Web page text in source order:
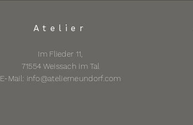
Atelier
Im Flieder 11,
71554 Weissach im Tal
E-Mail: info@atelierneundorf.com